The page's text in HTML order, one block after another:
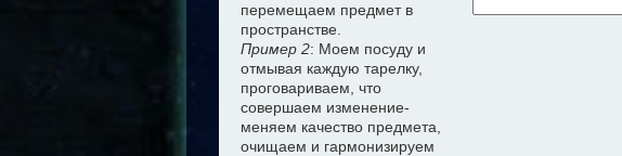
перемещаем предмет в
пространстве.
Пример 2: Моем посуду и
отмывая каждую тарелку,
проговариваем, что
совершаем изменение-
меняем качество предмета,
очищаем и гармонизируем